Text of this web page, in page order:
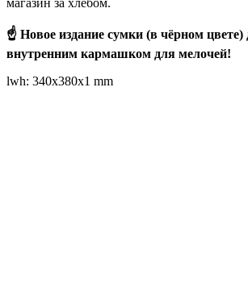
☝️ Новое издание сумки (в чёрном цвете)
внутренним кармашком для мелочей!
lwh: 340x380x1 mm